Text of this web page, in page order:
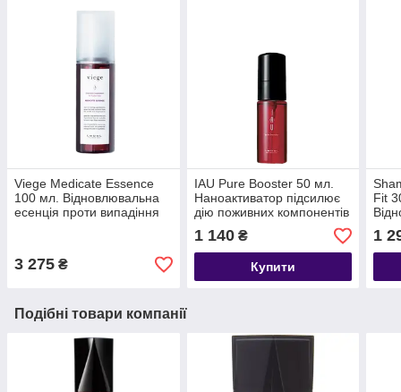
Viege Medicate Essence
100 мл. Відновлювальна
есенція проти випадіння
3 275 ₴
IAU Pure Booster 50 мл.
Наноактиватор підсилює
дію поживних компонентів
1 140₴
Купити
Fit
1
Подібні товари компанії